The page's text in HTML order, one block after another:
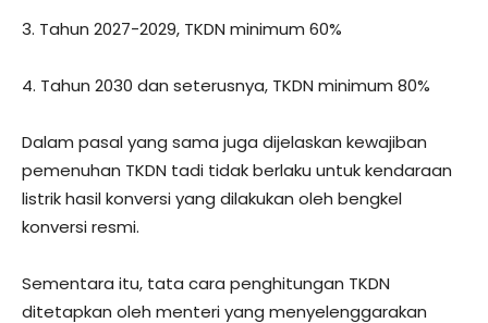
3. Tahun 2027-2029, TKDN minimum 60%
4. Tahun 2030 dan seterusnya, TKDN minimum 80%
Dalam pasal yang sama juga dijelaskan kewajiban
pemenuhan TKDN tadi tidak berlaku untuk kendaraan
listrik hasil konversi yang dilakukan oleh bengkel
konversi resmi.
Sementara itu, tata cara penghitungan TKDN
ditetapkan oleh menteri yang menyelenggarakan